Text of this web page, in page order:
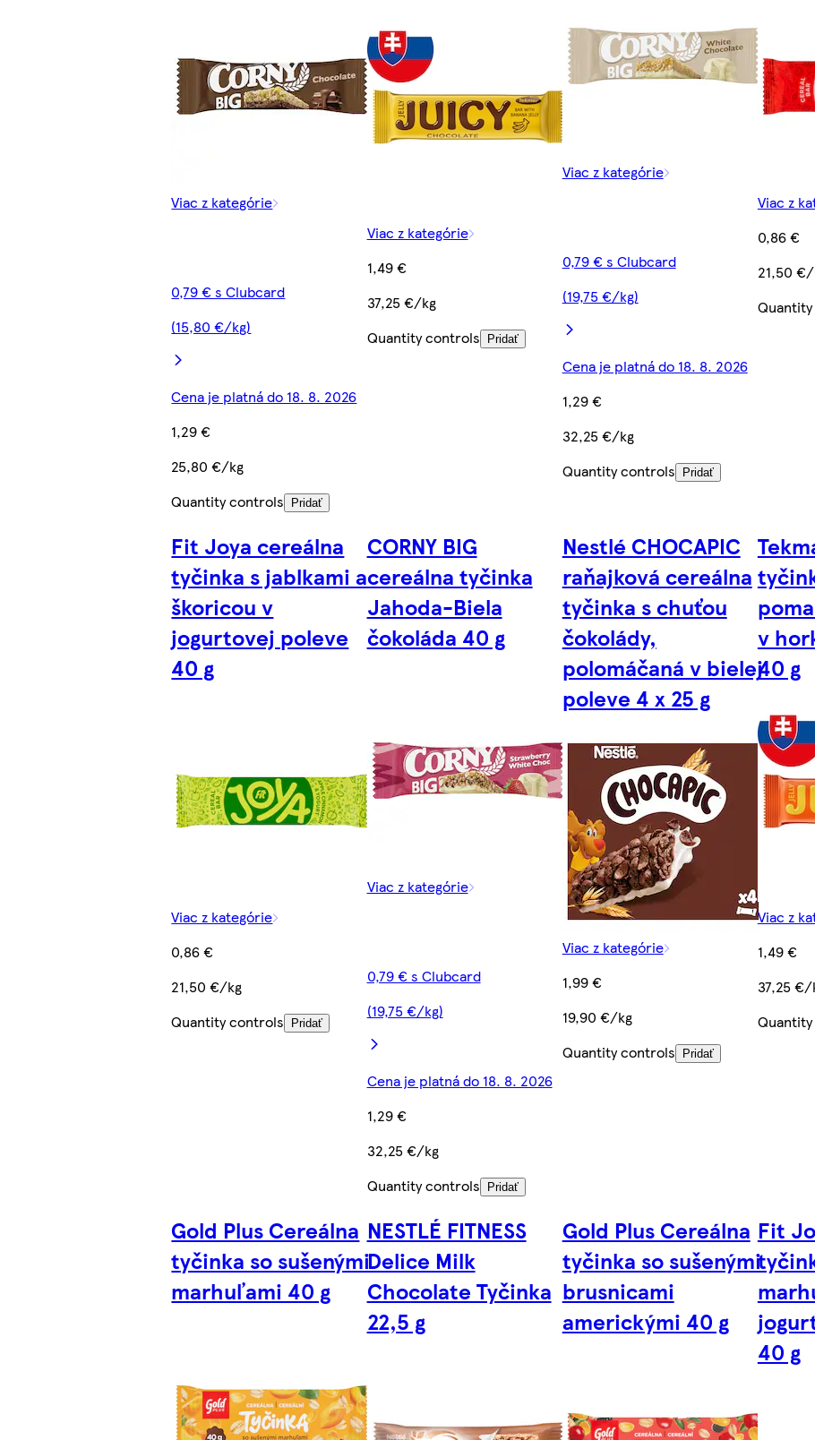
Viac z kategórie
0,79 € s Clubcard
(15,80 €/kg)
Cena je platná do 18. 8. 2026
1,29 €
25,80 €/kg
Quantity controls
Pridať
Viac z kategórie
1,49 €
37,25 €/kg
Quantity controls
Pridať
Viac z kategórie
0,79 € s Clubcard
(19,75 €/kg)
Cena je platná do 18. 8. 2026
1,29 €
32,25 €/kg
Quantity controls
Pridať
Viac z
0,86 €
21,50
Fit Joya cereálna
tyčinka s jablkami a
škoricou v
jogurtovej poleve
40 g
Viac z kategórie
0,86 €
21,50 €/kg
Quantity controls
Pridať
CORNY BIG
cereálna tyčinka
Jahoda-Biela
čokoláda 40 g
Viac z kategórie
0,79 € s Clubcard
(19,75 €/kg)
Cena je platná do 18. 8. 2026
1,29 €
32,25 €/kg
Quantity controls
Pridať
Nestlé CHOCAPIC
raňajková cereálna
tyčinka s chuťou
čokolády,
polomáčaná v bielej
poleve 4 x 25 g
Viac z kategórie
1,99 €
19,90 €/kg
Quantity controls
Pridať
v
40 g
Viac z
1,49 €
37,25 €/
Gold Plus Cereálna
tyčinka so sušenými
marhuľami 40 g
NESTLÉ FITNESS
Delice Milk
Chocolate Tyčinka
22,5 g
Gold Plus Cereálna
tyčinka so sušenými
brusnicami
americkými 40 g
Fit
40 g